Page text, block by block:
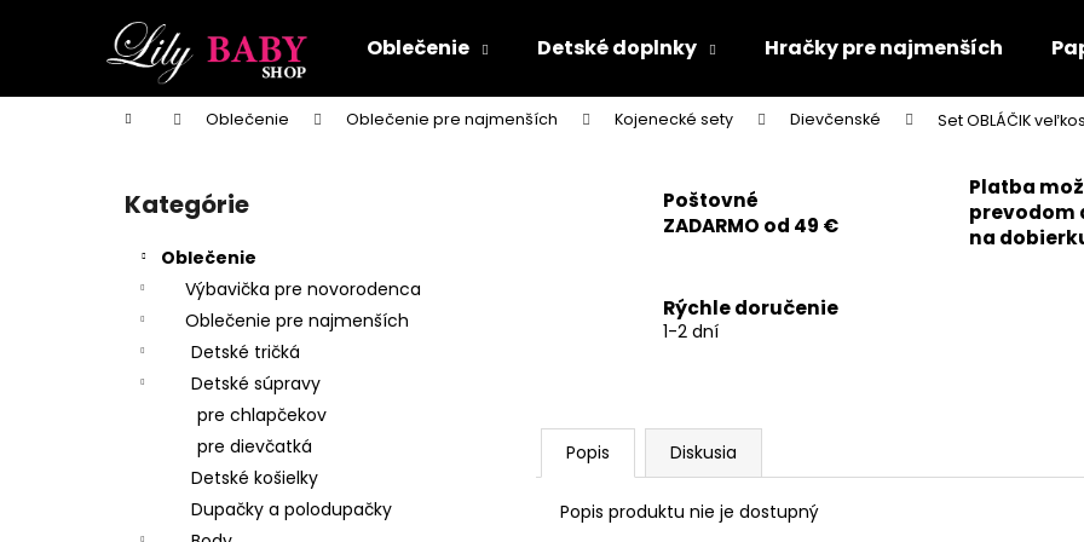
Oblečenie Detské doplnky Hračky pre najmenších
Domov Oblečenie Oblečenie pre najmenších Kojenecké sety Dievčenské Set OBLÁČIK
Preskočiť
kategórie
Kategórie
Oblečenie
Výbavička pre novorodenca
Oblečenie pre najmenších
Detské tričká
Detské súpravy
pre chlapčekov
pre dievčatká
Detské košielky
Dupačky a polodupačky
Poštovné
ZADARMO od 49 €
Platba
prevodom
na
Rýchle doručenie
1-2 dní
Popis Diskusia
Popis produktu nie je dostupný
í
Späť
do
Späť
do
Čo potrebujete nájsť?
Odporúčame